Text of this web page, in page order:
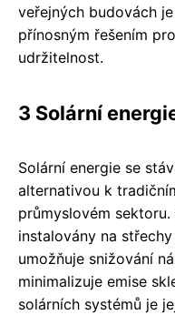
veřejných budovách
přínosným řešením
udržitelnost.
3 Solární
Solární energie se
alternativou k
průmyslovém
instalovány na
umožňuje snižování
minimalizuje emise
solárních systémů je